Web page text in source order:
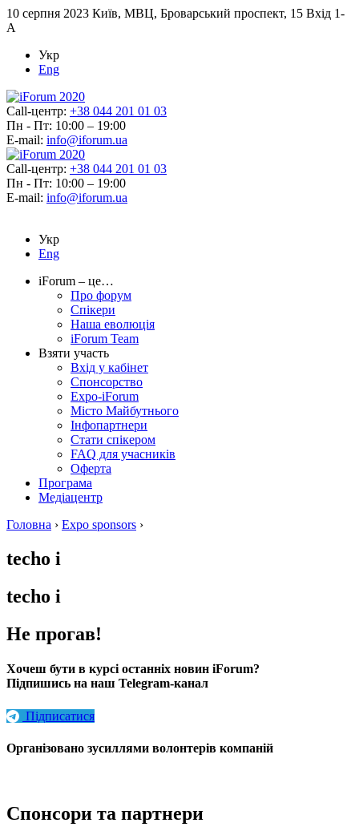
10 серпня 2023 Київ, МВЦ, Броварський проспект, 15 Вхід 1-
А
Укр
Eng
Call-центр: +38 044 201 01 03
Пн - Пт: 10:00 – 19:00
E-mail: info@iforum.ua
Call-центр: +38 044 201 01 03
Пн - Пт: 10:00 – 19:00
E-mail: info@iforum.ua
Укр
Eng
iForum – це…
Про форум
Спікери
Наша еволюція
iForum Team
Взяти участь
Вхід у кабінет
Спонсорство
Expo-iForum
Місто Майбутнього
Інфопартнери
Стати спікером
FAQ для учасників
Оферта
Програма
Медіацентр
Головна › Expo sponsors ›
techo i
techo i
Не прогав!
Хочеш бути в курсі останніх новин iForum?
Підпишись на наш Telegram-канал
Підписатися
Організовано зусиллями волонтерів компаній
Спонсори та партнери